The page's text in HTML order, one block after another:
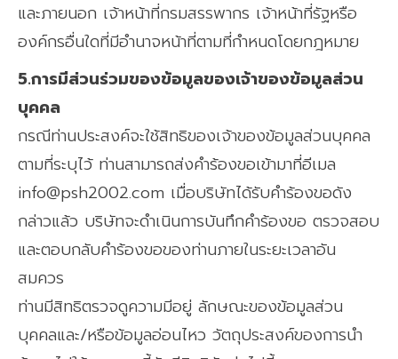
และภายนอก เจ้าหน้าที่กรมสรรพากร เจ้าหน้าที่รัฐหรือ
องค์กรอื่นใดที่มีอำนาจหน้าที่ตามที่กำหนดโดยกฎหมาย
5.การมีส่วนร่วมของข้อมูลของเจ้าของข้อมูลส่วน
บุคคล
กรณีท่านประสงค์จะใช้สิทธิของเจ้าของข้อมูลส่วนบุคคล
ตามที่ระบุไว้ ท่านสามารถส่งคำร้องขอเข้ามาที่อีเมล
info@psh2002.com เมื่อบริษัทได้รับคำร้องขอดัง
กล่าวแล้ว บริษัทจะดำเนินการบันทึกคำร้องขอ ตรวจสอบ
และตอบกลับคำร้องขอของท่านภายในระยะเวลาอัน
สมควร
ท่านมีสิทธิตรวจดูความมีอยู่ ลักษณะของข้อมูลส่วน
บุคคลและ/หรือข้อมูลอ่อนไหว วัตถุประสงค์ของการนำ